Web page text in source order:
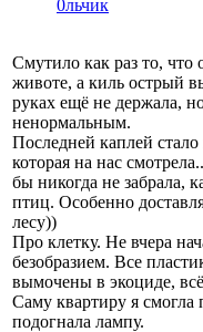
0льчик
Смутило как раз то, что
животе, а киль острый
руках ещё не держала,
ненормальным.
Последней каплей
которая на нас
бы никогда не забрала,
птиц. Особенно
лесу))
Про клетку. Не вчера
безобразием. Все
вымочены в экоциде,
Саму квартиру я смогла
подогнала лампу.